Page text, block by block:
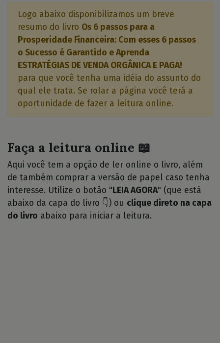
Logo abaixo disponibilizamos um breve
resumo do livro Os 6 passos para a
Prosperidade Financeira: Com esses 6 passos
o Sucesso é Garantido e Aprenda
ESTRATÉGIAS DE VENDA ORGÂNICA E PAGA!
para que você tenha uma idéia do assunto do
qual ele trata. Se rolar a página você terá a
oportunidade de fazer a leitura online.
Faça a leitura online 📖
Aqui você tem a opção de ler online o livro, além
de também comprar a versão de papel caso tenha
interesse. Utilize o botão " LEIA AGORA" (que está
abaixo da capa do livro 👇) ou clique direto na capa
do livro abaixo para iniciar a leitura.